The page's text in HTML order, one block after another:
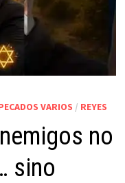
VARIOS / REYES
no
sino